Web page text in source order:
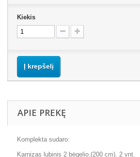
Kiekis
Į krepšelį
APIE PREKĘ
Komplekta sudaro:
Karnizas lubinis 2 bėgelio.(200 cm). 2 vnt.